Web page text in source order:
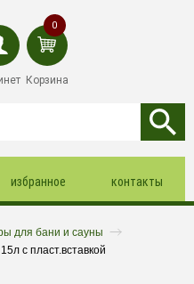
0
Корзина
избранное контакты
для бани и сауны
с пласт.вставкой